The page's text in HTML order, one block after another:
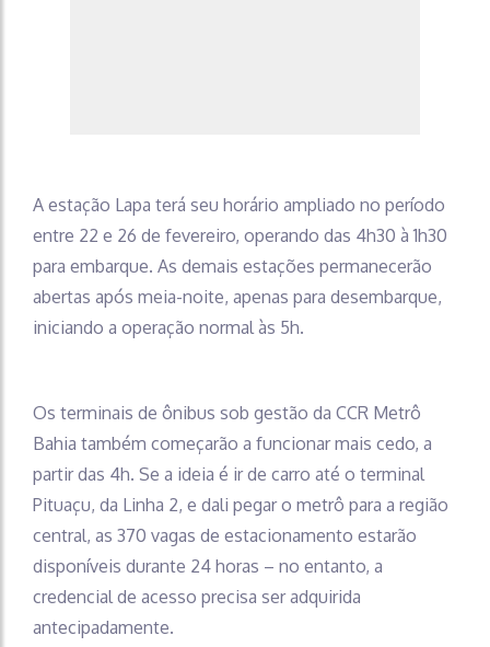
A estação Lapa terá seu horário ampliado no período
entre 22 e 26 de fevereiro, operando das 4h30 à 1h30
para embarque. As demais estações permanecerão
abertas após meia-noite, apenas para desembarque,
iniciando a operação normal às 5h.
Os terminais de ônibus sob gestão da CCR Metrô
Bahia também começarão a funcionar mais cedo, a
partir das 4h. Se a ideia é ir de carro até o terminal
Pituaçu, da Linha 2, e dali pegar o metrô para a região
central, as 370 vagas de estacionamento estarão
disponíveis durante 24 horas – no entanto, a
credencial de acesso precisa ser adquirida
antecipadamente.